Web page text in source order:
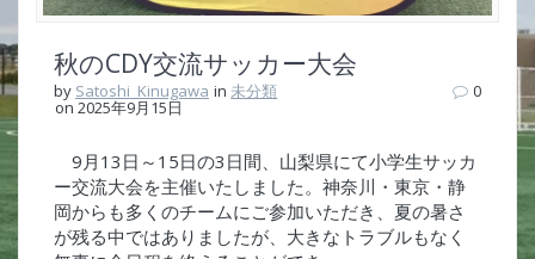
秋のCDY交流サッカー大会
by Satoshi_Kinugawa in未分類
on 2025年9月15日
0
9月13日～15日の3日間、山梨県にて小学生サッカ
ー交流大会を主催いたしました。神奈川・東京・静
岡からも多くのチームにご参加いただき、夏の暑さ
が残る中ではありましたが、大きなトラブルもなく